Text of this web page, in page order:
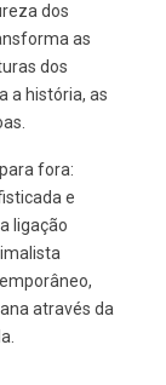
dos
as
dos
a história, as
fora:
e
ligação
através da